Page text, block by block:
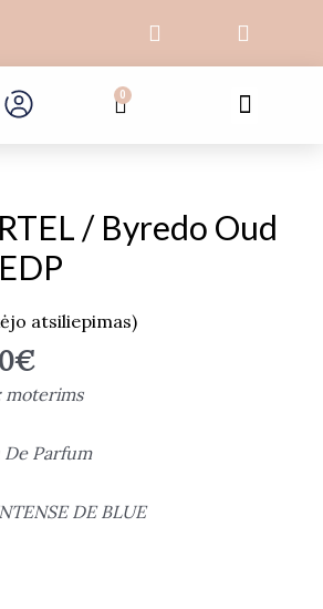
F
a
c
f
I
n
s
a
0Cart Menu
/ Byredo Oud
atsiliepimas)
€
moterims
De Parfum
DE BLUE